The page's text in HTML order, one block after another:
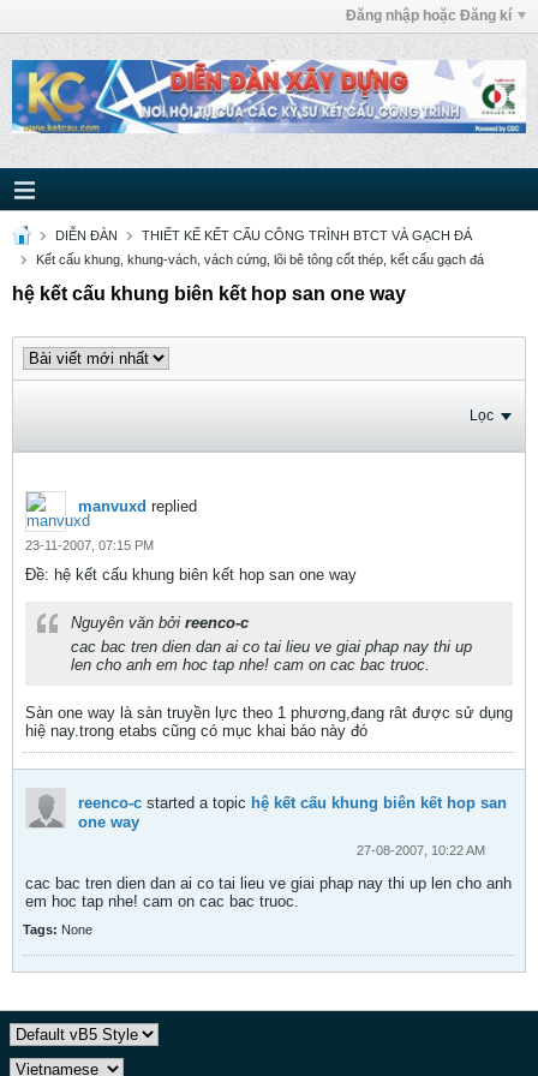
Đăng nhập hoặc Đăng kí
DIỄN ĐÀN
THIẾT KẾ KẾT CẤU CÔNG TRÌNH BTCT VÀ GẠCH ĐÁ
Kết cấu khung, khung-vách, vách cứng, lõi bê tông cốt thép, kết cấu gạch đá
hệ kết cấu khung biên kết hop san one way
Lọc
manvuxd replied
23-11-2007, 07:15 PM
Ðề: hệ kết cấu khung biên kết hop san one way
Nguyên văn bởi reenco-c
cac bac tren dien dan ai co tai lieu ve giai phap nay thi up
len cho anh em hoc tap nhe! cam on cac bac truoc.
Sàn one way là sàn truyền lực theo 1 phương,đang rât được sử dụng
hiệ nay.trong etabs cũng có mục khai báo này đó
reenco-c started a topic hệ kết cấu khung biên kết hop san
one way
27-08-2007, 10:22 AM
cac bac tren dien dan ai co tai lieu ve giai phap nay thi up len cho anh
em hoc tap nhe! cam on cac bac truoc.
Tags: None